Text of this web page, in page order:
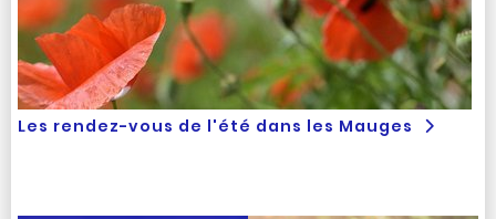
Les rendez-vous de l'été dans les Mauges